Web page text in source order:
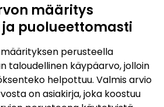
määritys
puolueettomasti
määrityksen perusteella
taloudellinen käypäarvo, jolloin
helpottuu. Valmis arvio
on asiakirja, joka koostuu